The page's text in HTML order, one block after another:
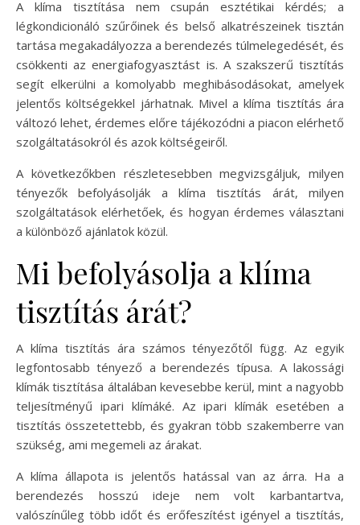
A klíma tisztítása nem csupán esztétikai kérdés; a
légkondicionáló szűrőinek és belső alkatrészeinek tisztán
tartása megakadályozza a berendezés túlmelegedését, és
csökkenti az energiafogyasztást is. A szakszerű tisztítás
segít elkerülni a komolyabb meghibásodásokat, amelyek
jelentős költségekkel járhatnak. Mivel a klíma tisztítás ára
változó lehet, érdemes előre tájékozódni a piacon elérhető
szolgáltatásokról és azok költségeiről.
A következőkben részletesebben megvizsgáljuk, milyen
tényezők befolyásolják a klíma tisztítás árát, milyen
szolgáltatások elérhetőek, és hogyan érdemes választani
a különböző ajánlatok közül.
Mi befolyásolja a klíma
tisztítás árát?
A klíma tisztítás ára számos tényezőtől függ. Az egyik
legfontosabb tényező a berendezés típusa. A lakossági
klímák tisztítása általában kevesebbe kerül, mint a nagyobb
teljesítményű ipari klímáké. Az ipari klímák esetében a
tisztítás összetettebb, és gyakran több szakemberre van
szükség, ami megemeli az árakat.
A klíma állapota is jelentős hatással van az árra. Ha a
berendezés hosszú ideje nem volt karbantartva,
valószínűleg több időt és erőfeszítést igényel a tisztítás,